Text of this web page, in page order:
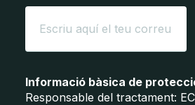
Informació bàsica de
Responsable del tractament: